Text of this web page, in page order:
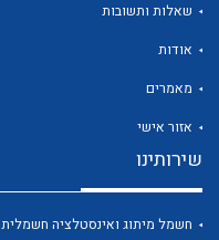
שאלות ותשובות
אודות
מאמרים
אזור אישי
שירותינו
חשמל מיתוג ואינסטלציה חשמלית